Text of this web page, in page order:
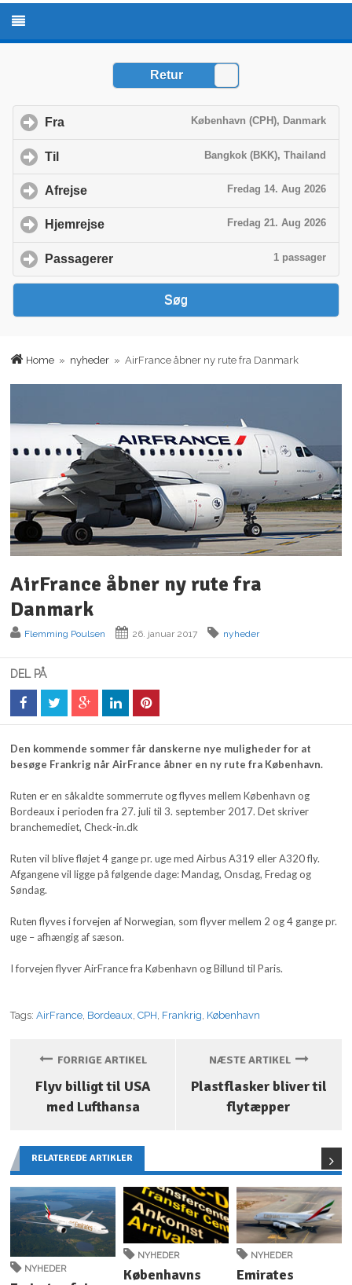
Home » nyheder » AirFrance åbner ny rute fra Danmark
AirFrance åbner ny rute fra
Danmark
Flemming Poulsen 26. januar 2017 nyheder
DEL PÅ
Den kommende sommer får danskerne nye muligheder for at
besøge Frankrig når AirFrance åbner en ny rute fra København.
Ruten er en såkaldte sommerrute og flyves mellem København og
Bordeaux i perioden fra 27. juli til 3. september 2017. Det skriver
branchemediet, Check-in.dk
Ruten vil blive fløjet 4 gange pr. uge med Airbus A319 eller A320 fly.
Afgangene vil ligge på følgende dage: Mandag, Onsdag, Fredag og
Søndag.
Ruten flyves i forvejen af Norwegian, som flyver mellem 2 og 4 gange pr.
uge – afhængig af sæson.
I forvejen flyver AirFrance fra København og Billund til Paris.
Tags:AirFrance, Bordeaux,CPH, Frankrig, København
FORRIGE ARTIKEL
Flyv billigt til USA
med Lufthansa
NÆSTE ARTIKEL
Plastflasker bliver til
flytæpper
RELATEREDE ARTIKLER
NYHEDER
NYHEDER
Københavns
NYHEDER
Emirates